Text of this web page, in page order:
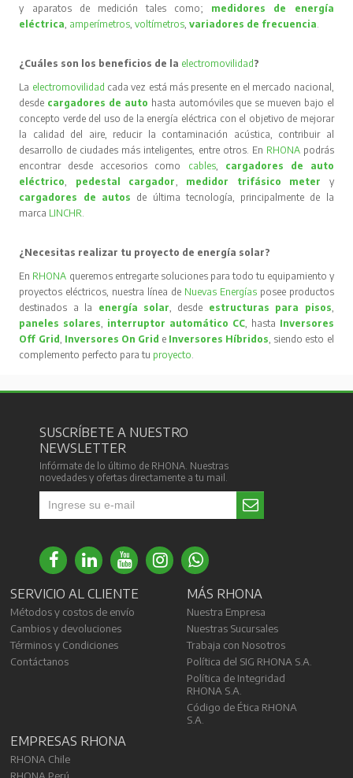
y aparatos de medición tales como; medidores de energía
eléctrica, amperímetros,voltímetros,variadores de frecuencia.
¿Cuáles son los beneficios de la electromovilidad ?
La electromovilidad cada vez está más presente en el mercado nacional,
desde cargadores de auto hasta automóviles que se mueven bajo el
concepto verde del uso de la energía eléctrica con el objetivo de mejorar
la calidad del aire, reducir la contaminación acústica, contribuir al
desarrollo de ciudades más inteligentes, entre otros. En RHONA podrás
encontrar desde accesorios como cables, cargadores de auto
eléctrico, pedestal cargador, medidor trifásico meter
y
cargadores de autos de última tecnología, principalmente de la
marca LINCHR.
¿Necesitas realizar tu proyecto de energía solar?
En RHONA queremos entregarte soluciones para todo tu equipamiento y
proyectos eléctricos, nuestra línea de Nuevas Energíasposee productos
destinados a la energía solar, desde estructuras para pisos,
paneles solares, interruptor automático CC, hasta Inversores
Off Grid, Inversores On Grid e Inversores Híbridos, siendo esto el
complemento perfecto para tu proyecto.
SUSCRÍBETE A NUESTRO
NEWSLETTER
Infórmate de lo último de RHONA. Nuestras
novedades y ofertas directamente a tu mail.
SERVICIO AL CLIENTE
Métodos y costos de envío
Cambios y devoluciones
Términos y Condiciones
Contáctanos
MÁS RHONA
Nuestra Empresa
Nuestras Sucursales
Trabaja con Nosotros
Política del SIG RHONA S.A.
Política de Integridad
RHONA S.A.
Código de Ética RHONA
S.A.
EMPRESAS RHONA
RHONA Chile